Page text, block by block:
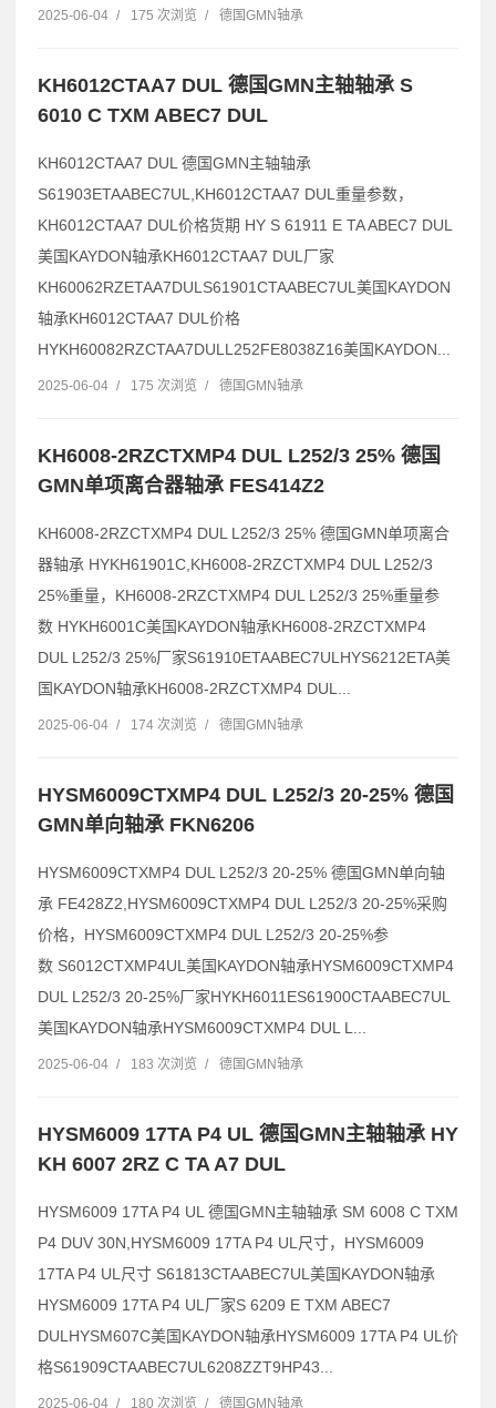
2025-06-04 / 175 次浏览 / 德国GMN轴承
KH6012CTAA7 DUL 德国GMN主轴轴承 S
6010 C TXM ABEC7 DUL
KH6012CTAA7 DUL 德国GMN主轴轴承
S61903ETAABEC7UL,KH6012CTAA7 DUL重量参数，
KH6012CTAA7 DUL价格货期 HY S 61911 E TA ABEC7 DUL
美国KAYDON轴承KH6012CTAA7 DUL厂家
KH60062RZETAA7DULS61901CTAABEC7UL美国KAYDON
轴承KH6012CTAA7 DUL价格
HYKH60082RZCTAA7DULL252FE8038Z16美国KAYDON...
2025-06-04 / 175 次浏览 / 德国GMN轴承
KH6008-2RZCTXMP4 DUL L252/3 25% 德国
GMN单项离合器轴承 FES414Z2
KH6008-2RZCTXMP4 DUL L252/3 25% 德国GMN单项离合
器轴承 HYKH61901C,KH6008-2RZCTXMP4 DUL L252/3
25%重量，KH6008-2RZCTXMP4 DUL L252/3 25%重量参
数 HYKH6001C美国KAYDON轴承KH6008-2RZCTXMP4
DUL L252/3 25%厂家S61910ETAABEC7ULHYS6212ETA美
国KAYDON轴承KH6008-2RZCTXMP4 DUL...
2025-06-04 / 174 次浏览 / 德国GMN轴承
HYSM6009CTXMP4 DUL L252/3 20-25% 德国
GMN单向轴承 FKN6206
HYSM6009CTXMP4 DUL L252/3 20-25% 德国GMN单向轴
承 FE428Z2,HYSM6009CTXMP4 DUL L252/3 20-25%采购
价格，HYSM6009CTXMP4 DUL L252/3 20-25%参
数 S6012CTXMP4UL美国KAYDON轴承HYSM6009CTXMP4
DUL L252/3 20-25%厂家HYKH6011ES61900CTAABEC7UL
美国KAYDON轴承HYSM6009CTXMP4 DUL L...
2025-06-04 / 183 次浏览 / 德国GMN轴承
HYSM6009 17TA P4 UL 德国GMN主轴轴承 HY
KH 6007 2RZ C TA A7 DUL
HYSM6009 17TA P4 UL 德国GMN主轴轴承 SM 6008 C TXM
P4 DUV 30N,HYSM6009 17TA P4 UL尺寸，HYSM6009
17TA P4 UL尺寸 S61813CTAABEC7UL美国KAYDON轴承
HYSM6009 17TA P4 UL厂家S 6209 E TXM ABEC7
DULHYSM607C美国KAYDON轴承HYSM6009 17TA P4 UL价
格S61909CTAABEC7UL6208ZZT9HP43...
2025-06-04 / 180 次浏览 / 德国GMN轴承